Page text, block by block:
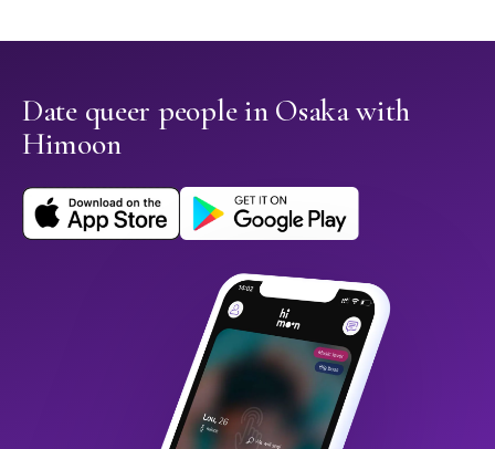
Date queer people in Osaka with
Himoon